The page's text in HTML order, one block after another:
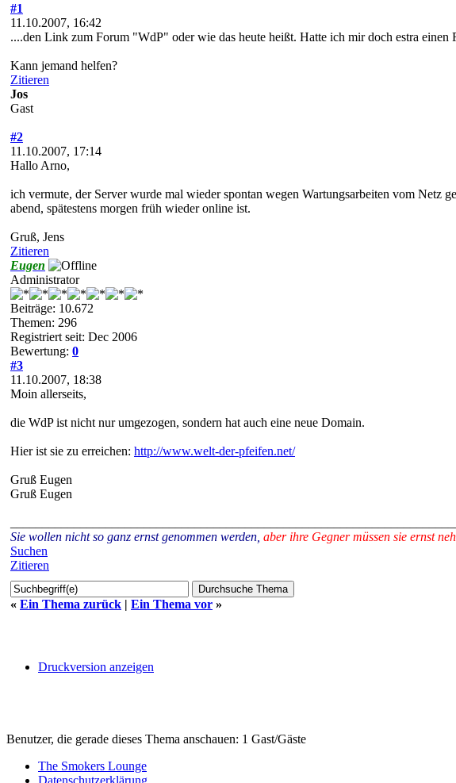
#1
11.10.2007, 16:42
....den Link zum Forum "WdP" oder wie das heute heißt. Hatte ich mir doch estra einen
Kann jemand helfen?
Zitieren
Jos
Gast
#2
11.10.2007, 17:14
Hallo Arno,
ich vermute, der Server wurde mal wieder spontan wegen Wartungsarbeiten vom Netz
abend, spätestens morgen früh wieder online ist.
Gruß, Jens
Zitieren
Eugen
Administrator
Beiträge: 10.672
Themen: 296
Registriert seit: Dec 2006
Bewertung: 0
#3
11.10.2007, 18:38
Moin allerseits,
die WdP ist nicht nur umgezogen, sondern hat auch eine neue Domain.
Hier ist sie zu erreichen: http://www.welt-der-pfeifen.net/
Gruß Eugen
Gruß Eugen
Sie wollen nicht so ganz ernst genommen werden, aber ihre Gegner müssen sie ernst
Suchen
Zitieren
« Ein Thema zurück | Ein Thema vor »
Druckversion anzeigen
Benutzer, die gerade dieses Thema anschauen: 1 Gast/Gäste
The Smokers Lounge
Datenschutzerklärung